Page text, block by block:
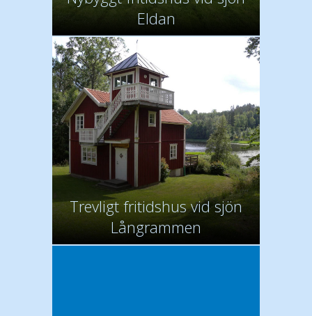
Eldan
Trevligt fritidshus vid sjön
Långrammen